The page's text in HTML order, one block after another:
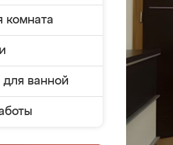
комната
ванной